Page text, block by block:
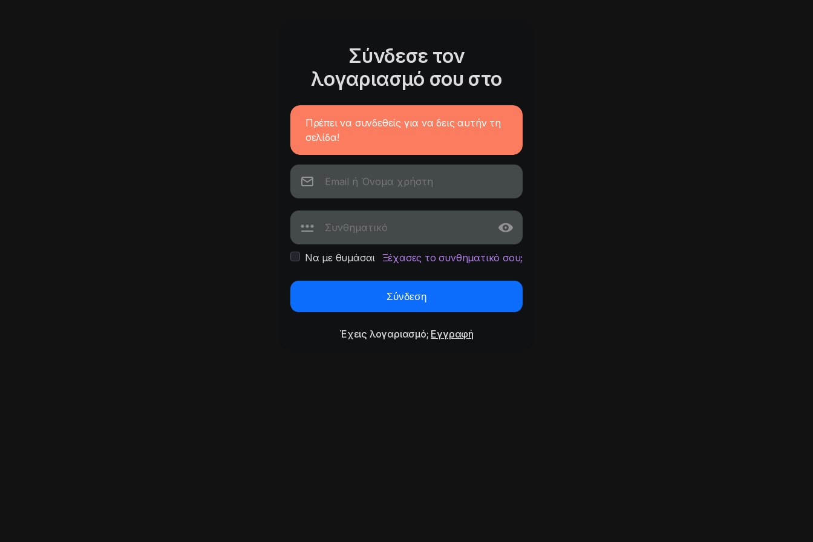
Σύνδεσε τον
λογαριασμό σου στο
Πρέπει να συνδεθείς για να δεις αυτήν τη
σελίδα!
Να με θυμάσαι Ξέχασες το συνθηματικό σου;
Σύνδεση
Έχεις λογαριασμό; Εγγραφή